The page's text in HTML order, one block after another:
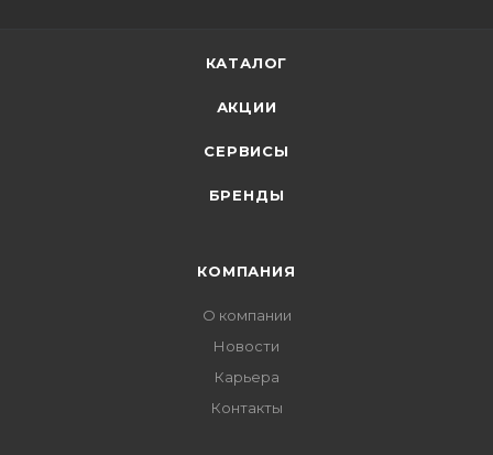
КАТАЛОГ
АКЦИИ
СЕРВИСЫ
БРЕНДЫ
КОМПАНИЯ
О компании
Новости
Карьера
Контакты